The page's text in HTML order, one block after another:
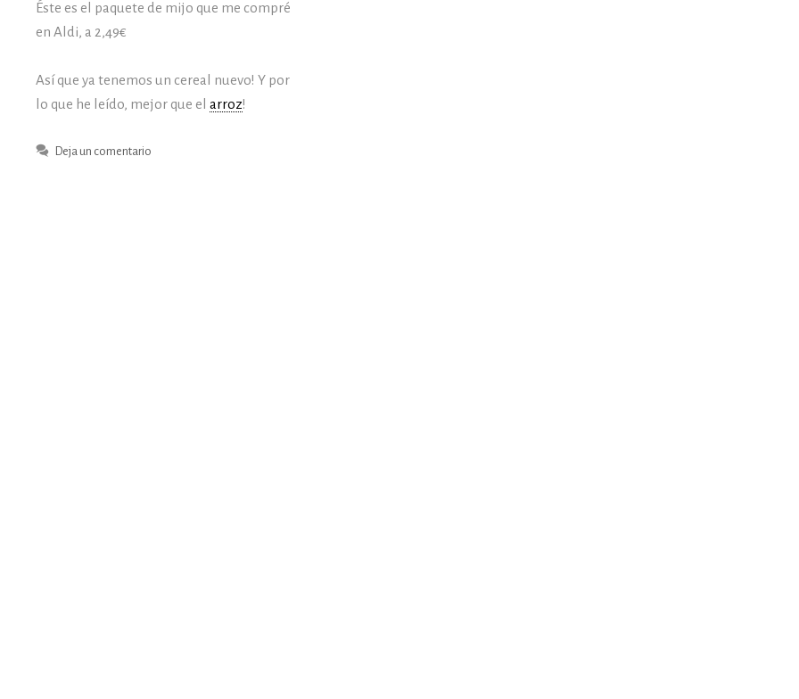
Éste es el paquete de mijo que me compré
en Aldi, a 2,49€
Así que ya tenemos un cereal nuevo! Y por
lo que he leído, mejor que el arroz!
Deja un comentario